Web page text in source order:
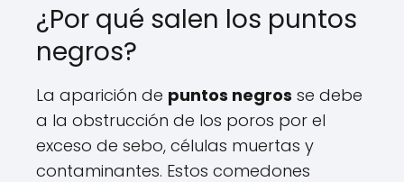
¿Por qué salen los puntos
negros?
La aparición de puntos negros se debe
a la obstrucción de los poros por el
exceso de sebo, células muertas y
contaminantes. Estos comedones